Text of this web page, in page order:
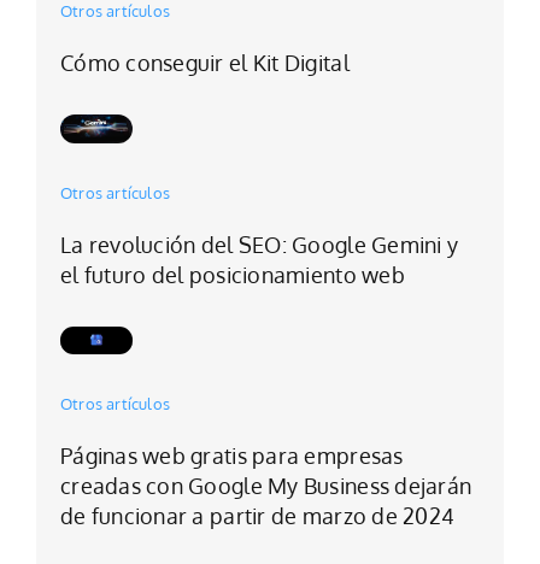
Otros artículos
Cómo conseguir el Kit Digital
Otros artículos
La revolución del SEO: Google Gemini y
el futuro del posicionamiento web
Otros artículos
Páginas web gratis para empresas
creadas con Google My Business dejarán
de funcionar a partir de marzo de 2024